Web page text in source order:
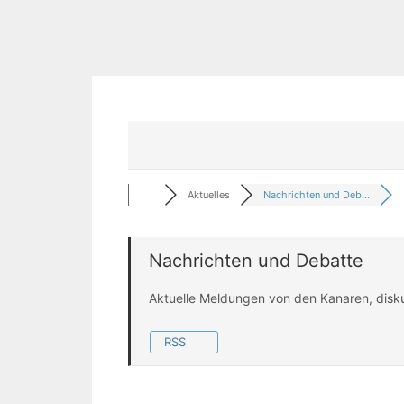
Aktuelles Nachrichten und Deb...
Nachrichten und Debatte
Aktuelle Meldungen von den Kanaren,
RSS